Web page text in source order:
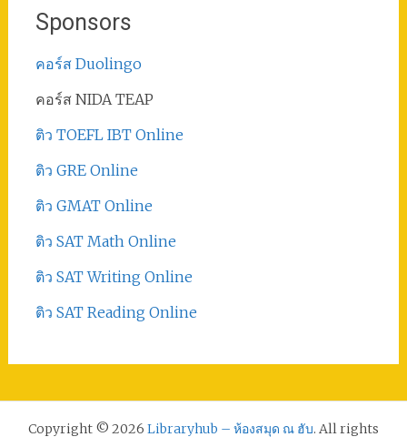
Sponsors
คอร์ส Duolingo
คอร์ส NIDA TEAP
ติว TOEFL IBT Online
ติว GRE Online
ติว GMAT Online
ติว SAT Math Online
ติว SAT Writing Online
ติว SAT Reading Online
Copyright © 2026 Libraryhub – ห้องสมุด ณ ฮับ. All rights